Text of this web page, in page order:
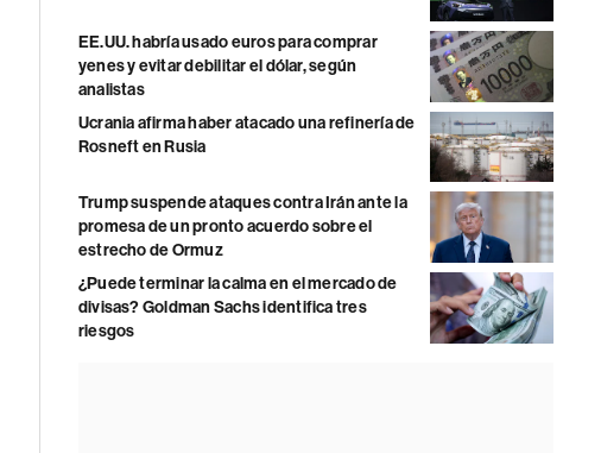
EE.UU. habría usado euros para comprar
yenes y evitar debilitar el dólar, según
analistas
Ucrania afirma haber atacado una refinería de
Rosneft en Rusia
Trump suspende ataques contra Irán ante la
promesa de un pronto acuerdo sobre el
estrecho de Ormuz
¿Puede terminar la calma en el mercado de
divisas? Goldman Sachs identifica tres
riesgos